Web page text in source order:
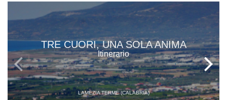
TRE CUORI, UNA SOLA ANIMA
Itinerario
LAMEZIA TERME (CALABRIA)